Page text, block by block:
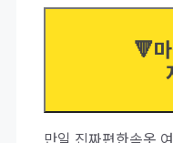
🔻
만일 진짜편한속옷